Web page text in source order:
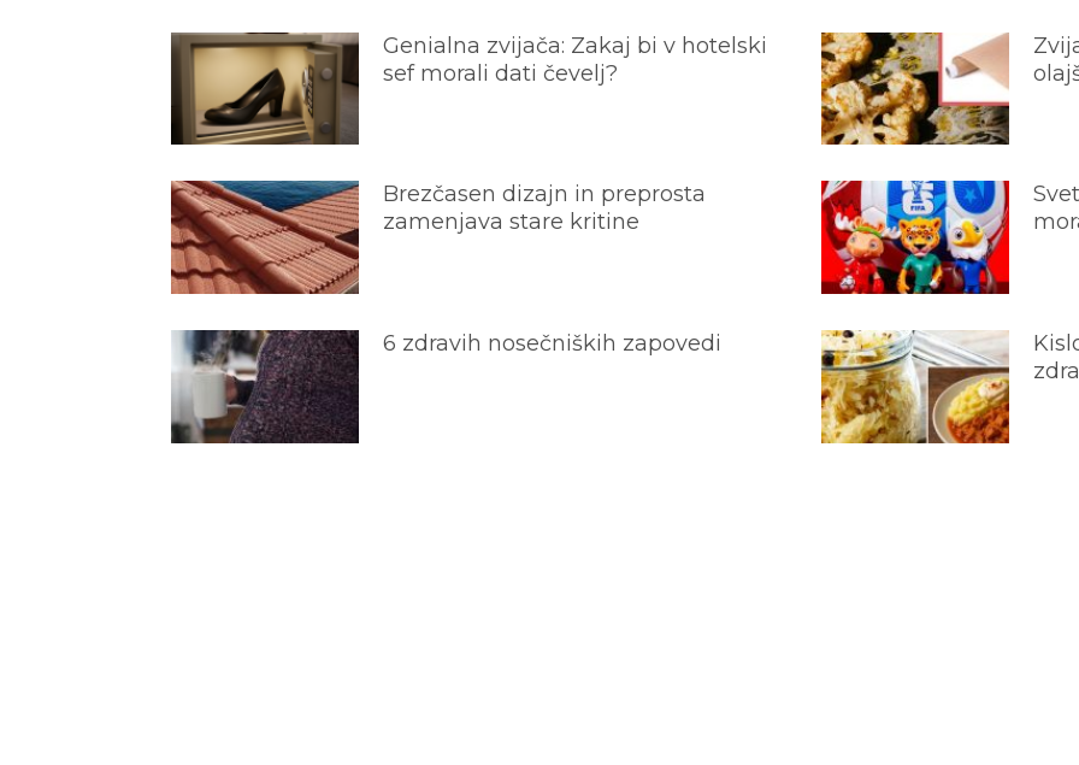
Genialna zvijača: Zakaj bi v hotelski
sef morali dati čevelj?
Brezčasen dizajn in preprosta
zamenjava stare kritine
6 zdravih nosečniških zapovedi